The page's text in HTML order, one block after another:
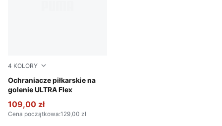
4 KOLORY
Ochraniacze piłkarskie na
golenie ULTRA Flex
Icy Blue-Blue Jewel
109,00 zł
Cena początkowa:129,00 zł